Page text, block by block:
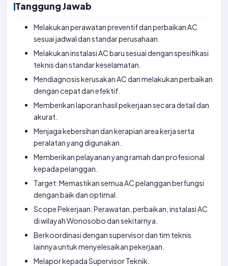
Tanggung Jawab
Melakukan perawatan preventif dan perbaikan AC
sesuai jadwal dan standar perusahaan.
Melakukan instalasi AC baru sesuai dengan spesifikasi
teknis dan standar keselamatan.
Mendiagnosis kerusakan AC dan melakukan perbaikan
dengan cepat dan efektif.
Memberikan laporan hasil pekerjaan secara detail dan
akurat.
Menjaga kebersihan dan kerapian area kerja serta
peralatan yang digunakan.
Memberikan pelayanan yang ramah dan profesional
kepada pelanggan.
Target: Memastikan semua AC pelanggan berfungsi
dengan baik dan optimal.
Scope Pekerjaan: Perawatan, perbaikan, instalasi AC
di wilayah Wonosobo dan sekitarnya.
Berkoordinasi dengan supervisor dan tim teknis
lainnya untuk menyelesaikan pekerjaan.
Melapor kepada Supervisor Teknik.